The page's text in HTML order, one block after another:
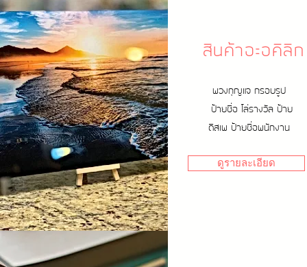
สินค้าอะอคิลิก
พวงกุญแจ กรอบรูป
ป้ายชื่อ โล่รางวัล ป้าย
ดิสเพ ป้ายชื่อพนักงาน
ดูรายละเอียด